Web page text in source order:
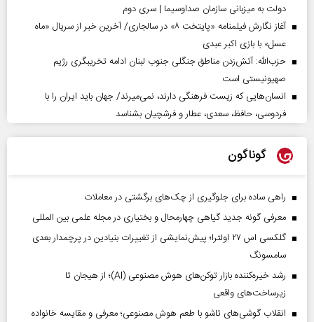
دولت به میزبانی سازمان صداوسیما | سری دوم
آغاز نگارش فیلمنامه «پایتخت ۸» در سالجاری/ آخرین خبر از سریال «ماه
عسل» با بازی اکبر عبدی
حزب‌الله: آتش‌زدن مناطق جنگلی جنوب لبنان ادامه تخریبگری رژیم
صهیونیستی است
انسان‌هایی که زیست فرهنگی دارند، نمی‌میرند/ جهان باید ایران را با
فردوسی، حافظ، سعدی، عطار و فرشچیان بشناسد
گوناگون
راهی ساده برای جلوگیری از چک‌های برگشتی در معاملات
معرفی گونه جدید گیاهی چهارمحال و بختیاری در مجله علمی بین المللی
گلکسی اس ۲۷ اولترا؛ پیش‌نمایشی از تغییرات بنیادین در پرچمدار بعدی
سامسونگ
رشد خیره‌کننده بازار توکن‌های هوش مصنوعی (AI)؛ از هیجان تا
زیرساخت‌های واقعی
انقلاب گوشی‌های تاشو‌ با طعم هوش مصنوعی؛ معرفی و مقایسه خانواده